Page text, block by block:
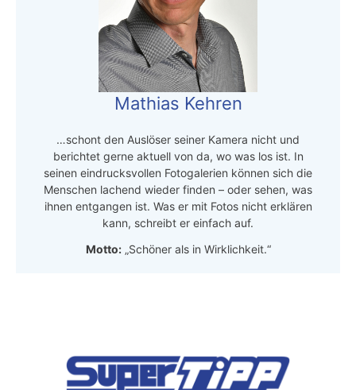
Mathias Kehren
…schont den Auslöser seiner Kamera nicht und
berichtet gerne aktuell von da, wo was los ist. In
seinen eindrucksvollen Fotogalerien können sich die
Menschen lachend wieder finden – oder sehen, was
ihnen entgangen ist. Was er mit Fotos nicht erklären
kann, schreibt er einfach auf.
Motto:„Schöner als in Wirklichkeit.“